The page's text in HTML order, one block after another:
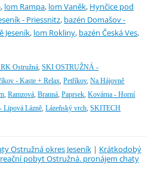
, lom Rampa, lom Vaněk, Hynčice pod
- Priessnitz, bazén Domašov -
Jeseník, lom Rokliny, bazén Česká Ves,
Ostružná,SKI OSTRUŽNÁ -
- Kaste + Relax,Petříkov,Na Hájovně
,Ramzová,Branná,Paprsek,Kovárna - Horní
Lipová Lázně,Lázeňský vrch,SKITECH
Ostružná okres Jeseník | Krátkodobý
pobyt Ostružná. pronájem chaty